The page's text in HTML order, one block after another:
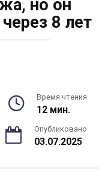
но он
8 лет
Время чтения
12 мин.
Опубликовано
03.07.2025